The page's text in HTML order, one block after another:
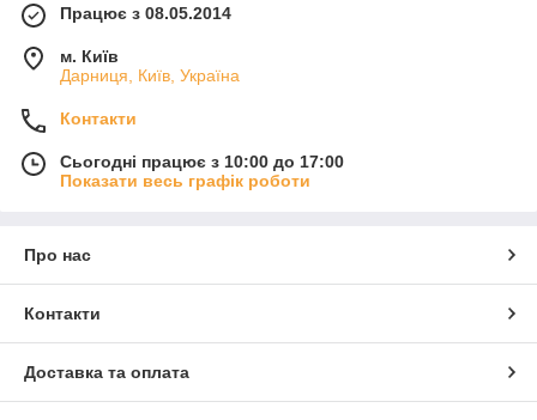
Працює з 08.05.2014
м. Київ
Дарниця, Київ, Україна
Контакти
Сьогодні працює з 10:00 до 17:00
Показати весь графік роботи
Про нас
Контакти
Доставка та оплата